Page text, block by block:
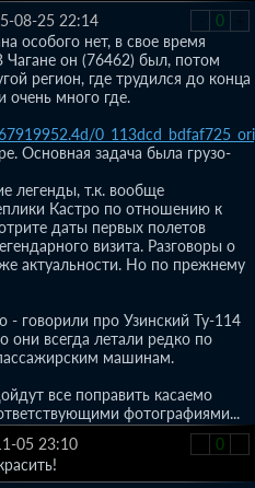
0
08-25 22:14
особого нет, в свое время
он (76462) был, потом
регион, где трудился до конца
очень много где.
Основная задача была грузо-
легенды, т.к. вообще
Кастро по отношению к
даты первых полетов
визита. Разговоры о
актуальности. Но по прежнему
- говорили про Узинский Ту-114
они всегда летали редко по
машинам.
все поправить касаемо
фотографиями...
0
05 23:10